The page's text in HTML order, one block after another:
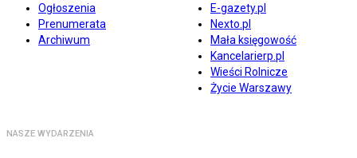
Ogłoszenia
Prenumerata
Archiwum
E-gazety.pl
Nexto.pl
Mała księgowość
Kancelarierp.pl
Wieści Rolnicze
Życie Warszawy
NASZE WYDARZENIA